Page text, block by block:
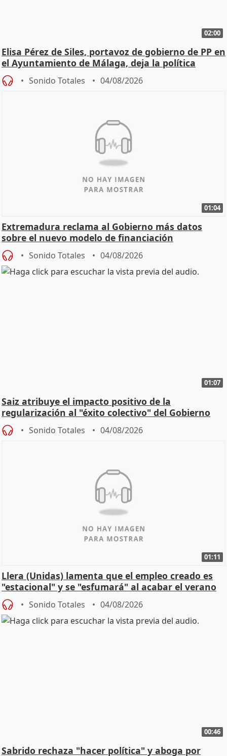
02:00
Elisa Pérez de Siles, portavoz de gobierno de PP en
el Ayuntamiento de Málaga, deja la política
Sonido Totales 04/08/2026
01:04
Extremadura reclama al Gobierno más datos
sobre el nuevo modelo de financiación
Sonido Totales 04/08/2026
01:07
Saiz atribuye el impacto positivo de la
regularización al "éxito colectivo" del Gobierno
Sonido Totales 04/08/2026
01:11
Llera (Unidas) lamenta que el empleo creado es
"estacional" y se "esfumará" al acabar el verano
Sonido Totales 04/08/2026
00:46
Sabrido rechaza "hacer política" y aboga por